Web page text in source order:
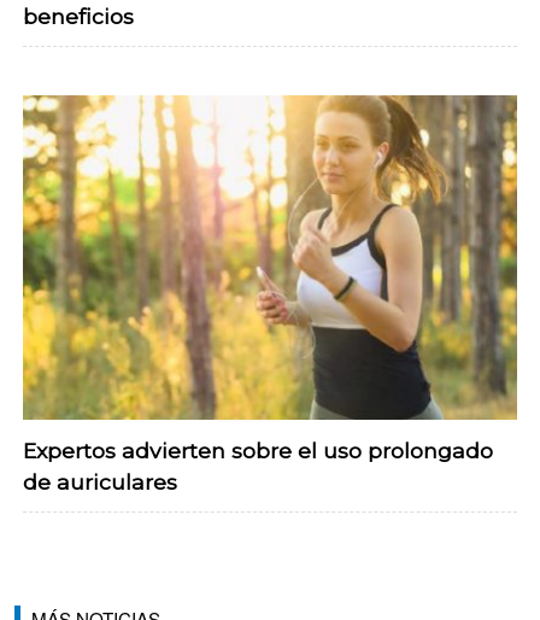
beneficios
Expertos advierten sobre el uso prolongado
de auriculares